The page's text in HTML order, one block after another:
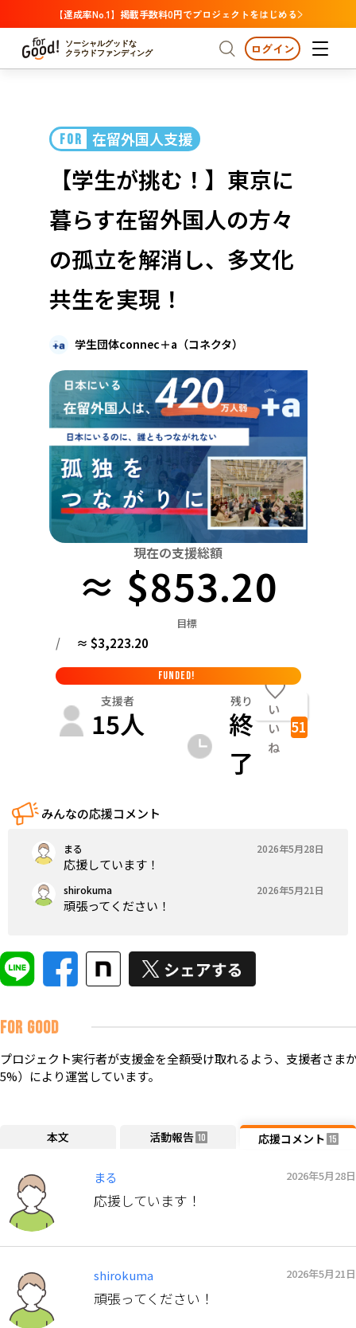
【達成率No.1】掲載手数料0円でプロジェクトをはじめる
ソーシャルグッドな
クラウドファンディング
プロジェクトからさがす
カテゴリーからさがす 国際協力
医療・福祉
人権・マイノリティ
近畿
中国
四国
九州・沖縄
注目 新着
支援金額が多い
支援人数が多い
終了日が近い
カテゴリーからさがす
国際協力 医療・福祉
子ども・教育
環境・エシカル
人権・マイノリティ
社会貢献
地域からさがす
北海道 青森 岩手 宮城 秋田
栃木 群馬 埼玉 千葉 東京
富山 石川 福井 長野
滋賀 京都 大阪 兵庫 奈良
島根 広島 山口
愛媛
長崎
ログイン
FOR 在留外国人支援
【学生が挑む！】東京に
暮らす在留外国人の方々
の孤立を解消し、多文化
共生を実現！
学生団体connec＋a（コネクタ）
現在の支援総額
≈ $853.20
目標
/ ≈ $3,223.20
FUNDED!
支援者
15人
残り
終
了
い
い
ね
51
みんなの応援コメント
まる 2026年5月28日
応援しています！
shirokuma 2026年5月21日
頑張ってください！
FOR GOOD
プロジェクト実行者が支援金を全額受け取れるよう、支援者さま
5%）により運営しています。
本文 活動報告 10 応援コメント 15
まる 2026年5月28日
応援しています！
shirokuma 2026年5月21日
頑張ってください！